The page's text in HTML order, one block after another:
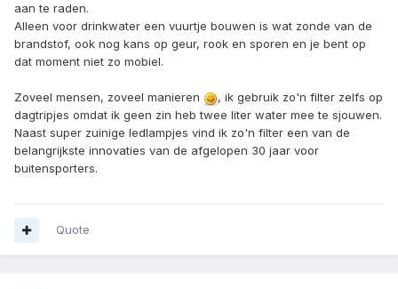
aan te raden.
Alleen voor drinkwater een vuurtje bouwen is wat zonde van de
brandstof, ook nog kans op geur, rook en sporen en je bent op
dat moment niet zo mobiel.
Zoveel mensen, zoveel manieren
, ik gebruik zo'n filter zelfs op
dagtripjes omdat ik geen zin heb twee liter water mee te sjouwen.
Naast super zuinige ledlampjes vind ik zo'n filter een van de
belangrijkste innovaties van de afgelopen 30 jaar voor
buitensporters.
Quote